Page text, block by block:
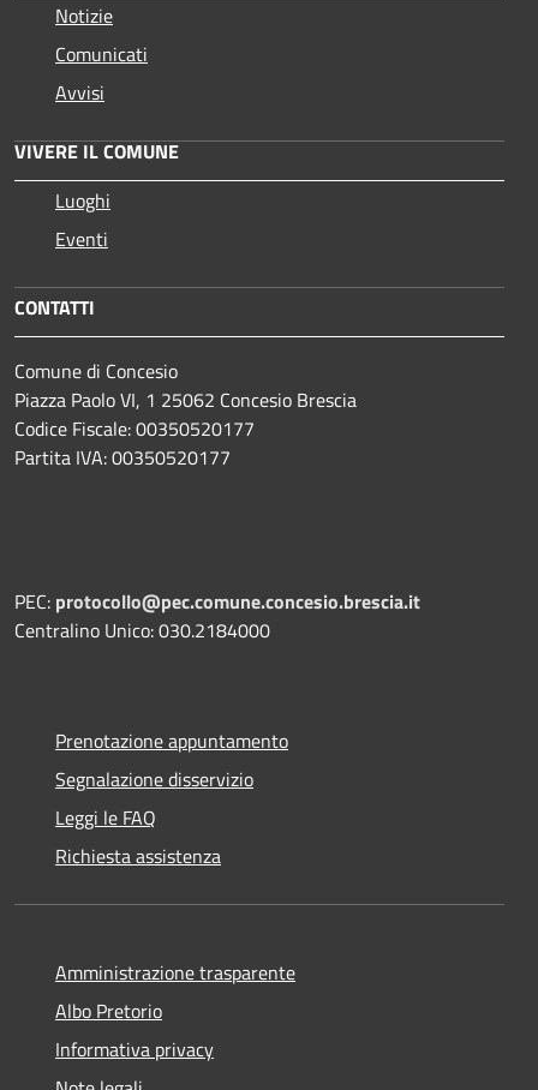
Notizie
Comunicati
Avvisi
VIVERE IL COMUNE
Luoghi
Eventi
CONTATTI
Comune di Concesio
Piazza Paolo VI, 1 25062 Concesio Brescia
Codice Fiscale: 00350520177
Partita IVA: 00350520177
PEC: protocollo@pec.comune.concesio.brescia.it
Centralino Unico: 030.2184000
Prenotazione appuntamento
Segnalazione disservizio
Leggi le FAQ
Richiesta assistenza
Amministrazione trasparente
Albo Pretorio
Informativa privacy